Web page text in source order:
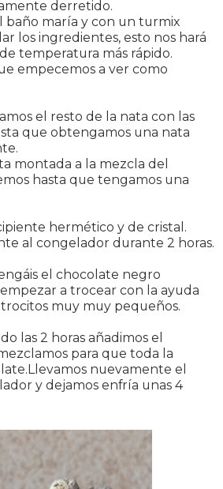
derretido.
baño maría y con un turmix
los ingredientes, esto nos hará
temperatura más rápido.
empecemos a ver como
el resto de la nata con las
que obtengamos una nata
montada a la mezcla del
hasta que tengamos una
hermético y de cristal.
al congelador durante 2 horas.
el chocolate negro
a trocear con la ayuda
muy muy pequeños.
las 2 horas añadimos el
para que toda la
nuevamente el
y dejamos enfría unas 4